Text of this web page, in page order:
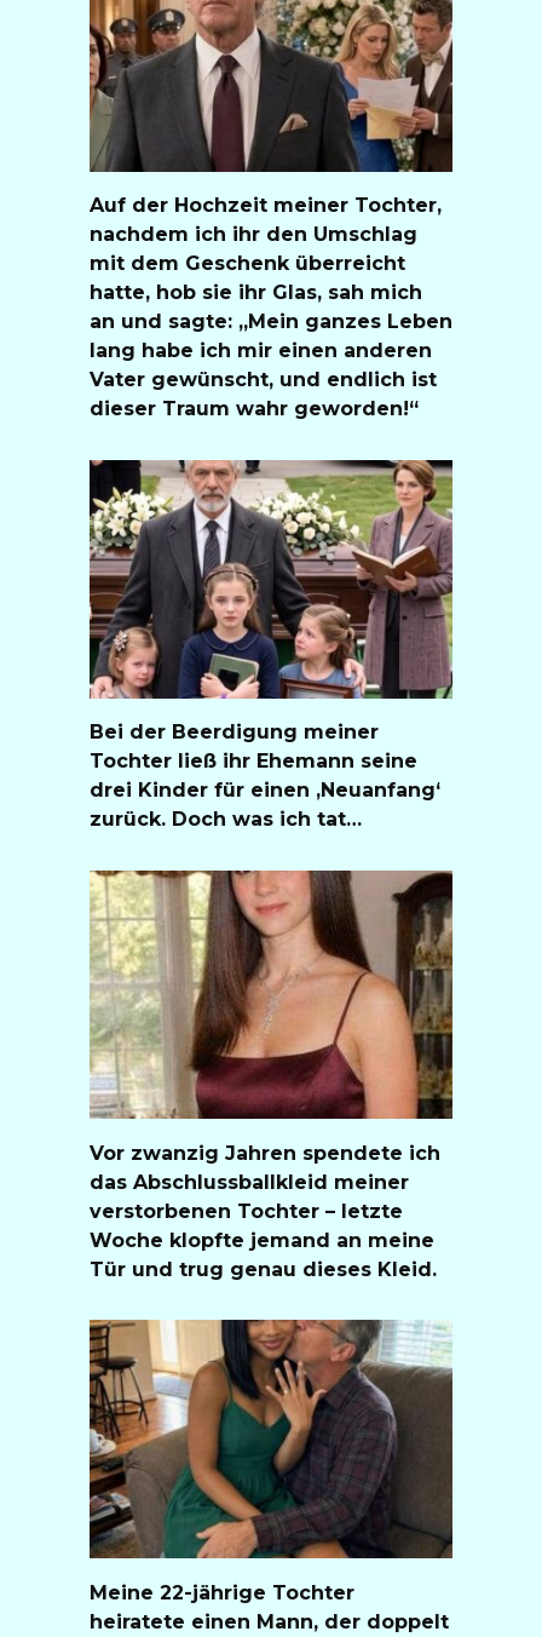
Auf der Hochzeit meiner Tochter,
nachdem ich ihr den Umschlag
mit dem Geschenk überreicht
hatte, hob sie ihr Glas, sah mich
an und sagte: „Mein ganzes Leben
lang habe ich mir einen anderen
Vater gewünscht, und endlich ist
dieser Traum wahr geworden!“
Bei der Beerdigung meiner
Tochter ließ ihr Ehemann seine
drei Kinder für einen ‚Neuanfang‘
zurück. Doch was ich tat…
Vor zwanzig Jahren spendete ich
das Abschlussballkleid meiner
verstorbenen Tochter – letzte
Woche klopfte jemand an meine
Tür und trug genau dieses Kleid.
Meine 22-jährige Tochter
heiratete einen Mann, der doppelt